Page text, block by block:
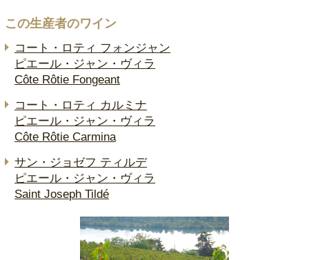
この生産者のワイン
コート・ロティ フォンジャン
ピエール・ジャン・ヴィラ
Côte Rôtie Fongeant
コート・ロティ カルミナ
ピエール・ジャン・ヴィラ
Côte Rôtie Carmina
サン・ジョゼフ ティルデ
ピエール・ジャン・ヴィラ
Saint Joseph Tildé